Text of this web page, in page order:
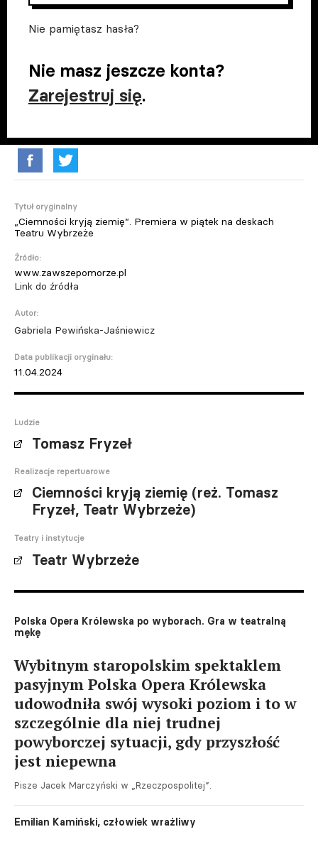
Nie pamiętasz hasła?
Nie masz jeszcze konta?
Zarejestruj się.
Tytuł oryginalny
„Ciemności kryją ziemię”. Premiera w piątek na deskach
Teatru Wybrzeże
Źródło:
www.zawszepomorze.pl
Link do źródła
Autor:
Gabriela Pewińska-Jaśniewicz
Data publikacji oryginału:
11.04.2024
Ludzie
Tomasz Fryzeł
Realizacje repertuarowe
Ciemności kryją ziemię (reż. Tomasz
Fryzeł, Teatr Wybrzeże)
Teatry i instytucje
Teatr Wybrzeże
Polska Opera Królewska po wyborach. Gra w teatralną
mękę
Wybitnym staropolskim spektaklem
pasyjnym Polska Opera Królewska
udowodniła swój wysoki poziom i to w
szczególnie dla niej trudnej
powyborczej sytuacji, gdy przyszłość
jest niepewna
Pisze Jacek Marczyński w „Rzeczpospolitej”.
Emilian Kamiński, człowiek wrażliwy